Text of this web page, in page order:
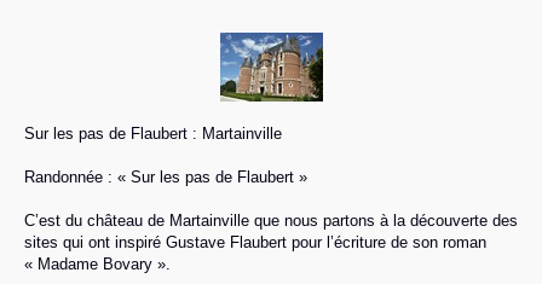
Sur les pas de Flaubert : Martainville
Randonnée : « Sur les pas de Flaubert »
C’est du château de Martainville que nous partons à la découverte des
sites qui ont inspiré Gustave Flaubert pour l’écriture de son roman
« Madame Bovary ».